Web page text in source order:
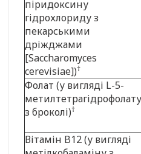
піридоксину
гідрохлориду з
пекарськими
дріжджами
[Saccharomyces
cerevisiae])†
Фолат (у вигляді L-5-
метилтетрагідрофолату
з броколі)†
Вітамін B12 (у вигляді